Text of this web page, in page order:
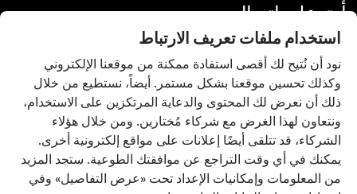
أبق على اتصال
تفضل بزيارة قنواتنا الاجتماعية للاطلاع على آخر أخبار وفعاليات
مرسيدس-بنز.
إعدادات ملفات تعريف الارتباطإلى الأعلى
استخدام ملفات تعريف الارتباط
نود أن نُتيح لك أقصى استفادة ممكنة من موقعنا الإلكتروني
وكذلك تحسين موقعنا بشكل مستمر. أيضاً، نستطيع من خلال
ذلك أن نعرض لك المحتوى والدعاية المرتكزين على الاستخدام،
ونتعاون لهذا الغرض مع شركاء مُختارين. ومن خلال هؤلاء
الشركاء، قد تتلقى أيضًا إعلانات على مواقع إلكترونية أخرى.
يمكنك في أي وقت التراجع عن موافقتك الطوعية. ستجد المزيد
من المعلومات وإمكانيات الإعداد تحت «عرض التفاصيل» وفي